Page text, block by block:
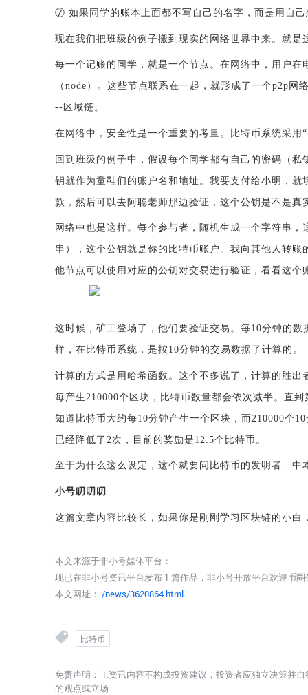
⑦ 如果同学的账本上面都不写自己的名字，而是用自
现在我们把班级的例子搬到现实的网络世界中来。就是
每一个记账的同学，就是一个节点。在网络中，用户
（ node）。这些节点联系在一起，就形成了一个p2p网
--区域链。
在网络中，安全性是一个重要的考量。比特币系统采用
回到班级的例子中，假设每个同学都有自己的密码（
钥就作为童鞋们的账户名和地址。我要支付给小明，
款，然后可以去阿聪老师那边验证，这个公钥是不是
网络中也是这样。每个参与者，随机生成一个字符串
串），这个公钥就是你的比特币账户。我向其他人转
他节点可以使用对应的公钥对交易进行验证，看看这
这时候，矿工登场了，他们要验证交易。每10分钟的数
样，在比特币系统，是按10分钟的交易数据了计算的。
计算的方式是用哈希函数。这个不多说了，计算的胜
每产生210000个区块，比特币数量都会依次减半。直
知道比特币大约每10分钟产生一个区块，而210000个
已经降低了2次，目前的奖励是12.5个比特币。
至于为什么这么设定，这个就要问比特币的发明者—中
小号叨叨叨
这篇文章内容比较长，如果你是刚刚学习区块链的小
本文来源于非小号媒体平台：
现已在非小号资讯平台发布 1 篇作品，非小号开放平台欢迎币
本文网址： /news/3620864.html
比特币
免责声明： 1.资讯内容不构成投资建议，投资者应独立决策并
的观点或立场